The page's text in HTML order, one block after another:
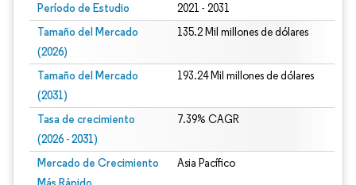
Período de Estudio 2021 - 2031
Tamaño del Mercado
(2026)
135.2 Mil millones de dólares
Tamaño del Mercado
(2031)
193.24 Mil millones de dólares
Tasa de crecimiento
(2026 - 2031)
7.39% CAGR
Mercado de Crecimiento
Asia Pacífico